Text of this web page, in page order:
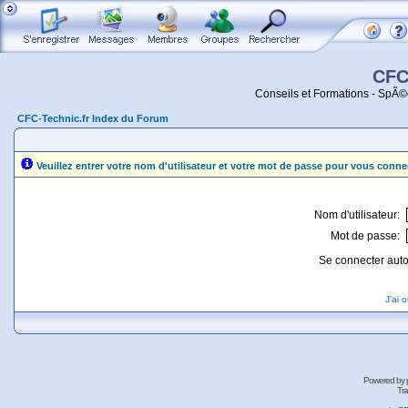
Conseils et Formations -
CFC-Technic.fr Index du Forum
Veuillez entrer votre nom d'utilisateur et votre mot de passe pour vous
Nom d'utilisateur:
Mot de passe:
Se connecter
J'ai
Powered by